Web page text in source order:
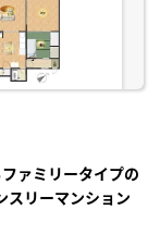
ァミリータイプの
スリーマンション